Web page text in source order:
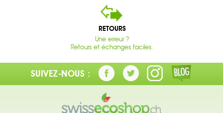
RETOURS
Une erreur ?
Retours et échanges faciles.
SUIVEZ-NOUS :